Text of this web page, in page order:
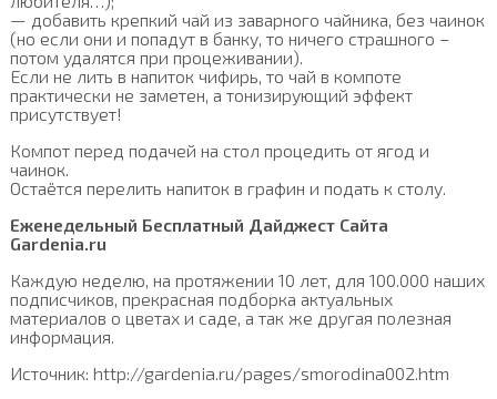
— добавить крепкий чай из заварного чайника, без чаинок
(но если они и попадут в банку, то ничего страшного –
потом удалятся при процеживании).
Если не лить в напиток чифирь, то чай в компоте
практически не заметен, а тонизирующий эффект
присутствует!
Компот перед подачей на стол процедить от ягод и
чаинок.
Остаётся перелить напиток в графин и подать к столу.
Еженедельный Бесплатный Дайджест Сайта
Gardenia.ru
Каждую неделю, на протяжении 10 лет, для 100.000 наших
подписчиков, прекрасная подборка актуальных
материалов о цветах и саде, а так же другая полезная
информация.
Источник: http://gardenia.ru/pages/smorodina002.htm